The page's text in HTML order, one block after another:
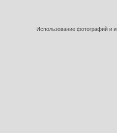
Использование фотографий и